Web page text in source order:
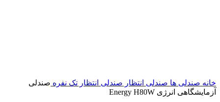
خانه صندلی ها صندلی انتظار صندلی انتظار تک نفره صندلی
آزمایشگاهی انرژی Energy H80W